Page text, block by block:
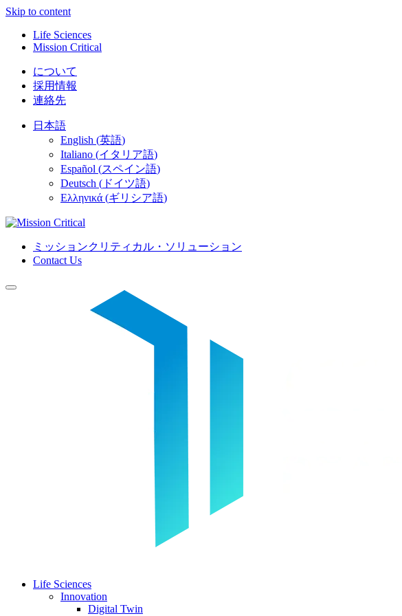
Skip to content
Life Sciences
Mission Critical
について
採用情報
連絡先
日本語
English (英語)
Italiano (イタリア語)
Español (スペイン語)
Deutsch ( ドイツ語)
Ελληνικά (ギリシア語)
ミッションクリティカル・ソリューション
Contact Us
Life Sciences
Innovation
Digital Twin